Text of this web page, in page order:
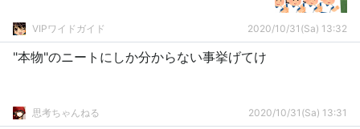
VIPワイドガイド 2020/10/31(Sa) 13:32
"本物"のニートにしか分からない事挙げてけ
思考ちゃんねる 2020/10/31(Sa) 13:31